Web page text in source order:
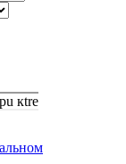
кtre